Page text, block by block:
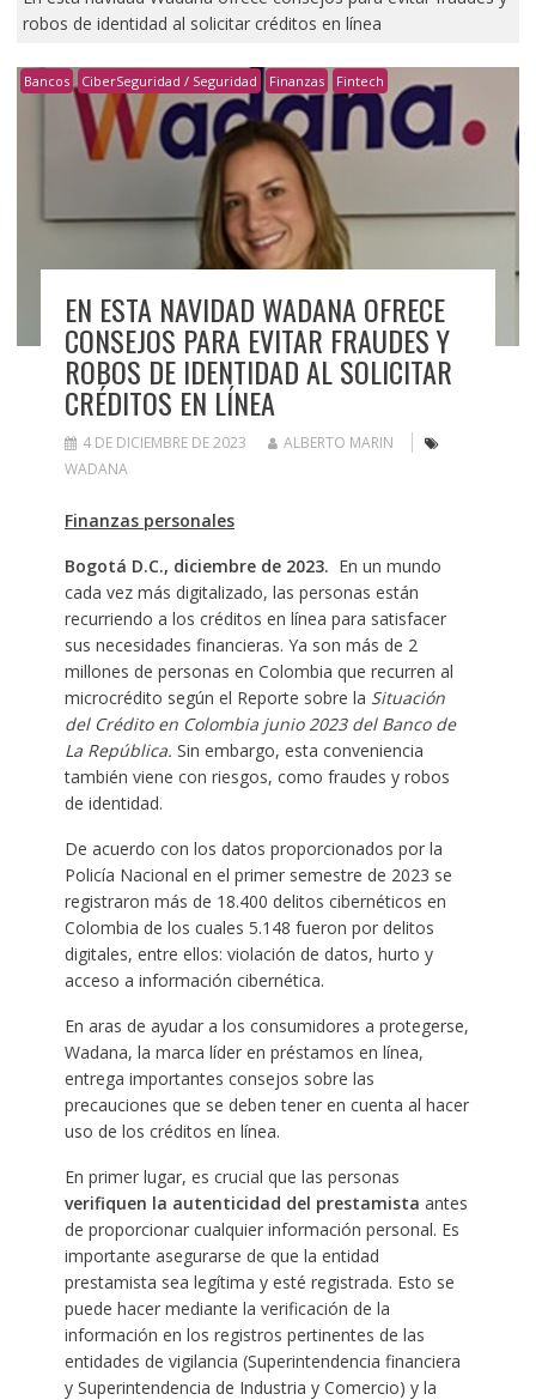
robos de identidad al solicitar créditos en línea
Bancos CiberSeguridad / Seguridad Finanzas Fintech
EN ESTA NAVIDAD WADANA OFRECE
CONSEJOS PARA EVITAR FRAUDES Y
ROBOS DE IDENTIDAD AL SOLICITAR
CRÉDITOS EN LÍNEA
4 DE DICIEMBRE DE 2023
ALBERTO MARIN
WADANA
Finanzas personales
Bogotá D.C., diciembre de 2023. En un mundo
cada vez más digitalizado, las personas están
recurriendo a los créditos en línea para satisfacer
sus necesidades financieras. Ya son más de 2
millones de personas en Colombia que recurren al
microcrédito según el Reporte sobre la Situación
del Crédito en Colombia junio 2023 del Banco de
La República. Sin embargo, esta conveniencia
también viene con riesgos, como fraudes y robos
de identidad.
De acuerdo con los datos proporcionados por la
Policía Nacional en el primer semestre de 2023 se
registraron más de 18.400 delitos cibernéticos en
Colombia de los cuales 5.148 fueron por delitos
digitales, entre ellos: violación de datos, hurto y
acceso a información cibernética.
En aras de ayudar a los consumidores a protegerse,
Wadana, la marca líder en préstamos en línea,
entrega importantes consejos sobre las
precauciones que se deben tener en cuenta al hacer
uso de los créditos en línea.
En primer lugar, es crucial que las personas
verifiquen la autenticidad del prestamista antes
de proporcionar cualquier información personal. Es
importante asegurarse de que la entidad
prestamista sea legítima y esté registrada. Esto se
puede hacer mediante la verificación de la
información en los registros pertinentes de las
entidades de vigilancia (Superintendencia financiera
y Superintendencia de Industria y Comercio) y la